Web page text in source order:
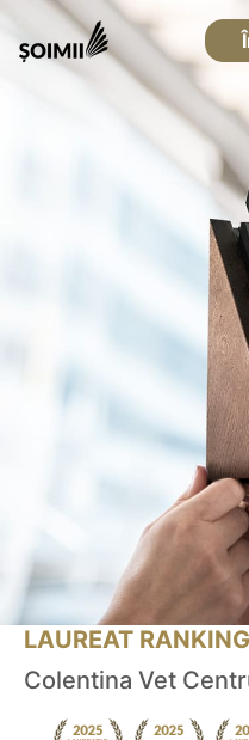
LAUREAT
Colentina Vet